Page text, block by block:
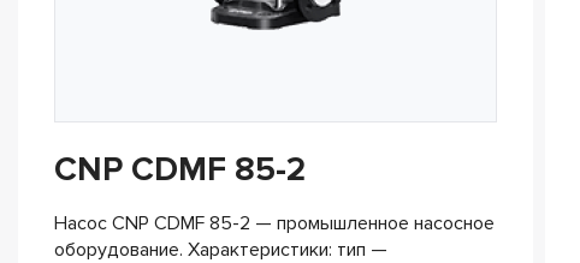
CNP CDMF 85-2
Насос CNP CDMF 85-2 — промышленное насосное
оборудование. Характеристики: тип —